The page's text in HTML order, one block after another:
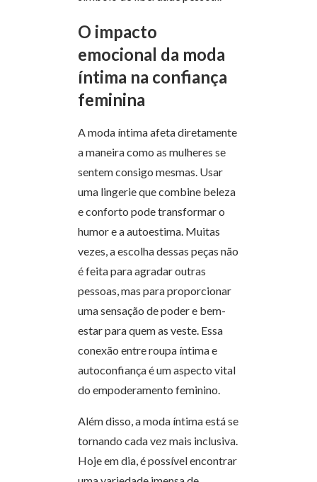
O impacto
emocional da moda
íntima na confiança
feminina
A moda íntima afeta diretamente
a maneira como as mulheres se
sentem consigo mesmas. Usar
uma lingerie que combine beleza
e conforto pode transformar o
humor e a autoestima. Muitas
vezes, a escolha dessas peças não
é feita para agradar outras
pessoas, mas para proporcionar
uma sensação de poder e bem-
estar para quem as veste. Essa
conexão entre roupa íntima e
autoconfiança é um aspecto vital
do empoderamento feminino.
Além disso, a moda íntima está se
tornando cada vez mais inclusiva.
Hoje em dia, é possível encontrar